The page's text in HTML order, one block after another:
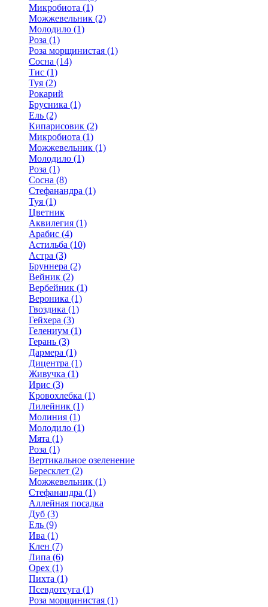
Микробиота (1)
Можжевельник (2)
Молодило (1)
Роза (1)
Роза морщинистая (1)
Сосна (14)
Тис (1)
Туя (2)
Рокарий
Брусника (1)
Ель (2)
Кипарисовик (2)
Микробиота (1)
Можжевельник (1)
Молодило (1)
Роза (1)
Сосна (8)
Стефанандра (1)
Туя (1)
Цветник
Аквилегия (1)
Арабис (4)
Астильба (10)
Астра (3)
Бруннера (2)
Вейник (2)
Вербейник (1)
Вероника (1)
Гвоздика (1)
Гейхера (3)
Гелениум (1)
Герань (3)
Дармера (1)
Дицентра (1)
Живучка (1)
Ирис (3)
Кровохлебка (1)
Лилейник (1)
Молиния (1)
Молодило (1)
Мята (1)
Роза (1)
Вертикальное озеленение
Бересклет (2)
Можжевельник (1)
Стефанандра (1)
Аллейная посадка
Дуб (3)
Ель (9)
Ива (1)
Клен (7)
Липа (6)
Орех (1)
Пихта (1)
Псевдотсуга (1)
Роза морщинистая (1)